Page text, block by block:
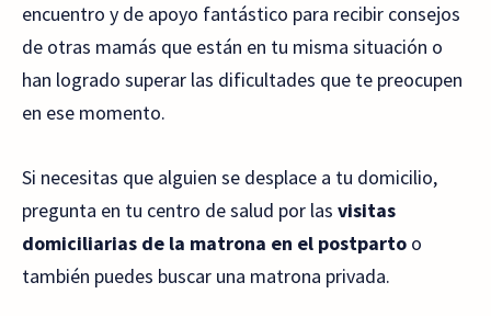
encuentro y de apoyo fantástico para recibir consejos
de otras mamás que están en tu misma situación o
han logrado superar las dificultades que te preocupen
en ese momento.
Si necesitas que alguien se desplace a tu domicilio,
pregunta en tu centro de salud por las visitas
domiciliarias de la matrona en el postparto o
también puedes buscar una matrona privada.